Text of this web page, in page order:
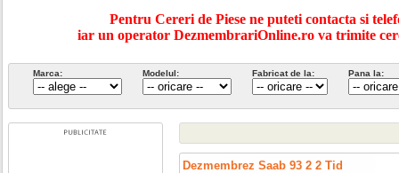
Pentru Cereri de Piese ne puteti contacta si
iar un operator DezmembrariOnline.ro va trimite
Marca: Modelul: Fabricat de la: Pana la:
Dezmembrez Saab 93 2 2 Tid